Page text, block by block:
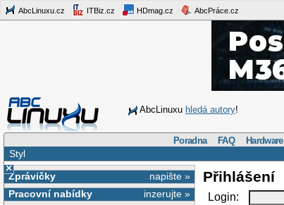
AbcLinuxu.cz ITBiz.cz HDmag.cz AbcPráce.cz
AbcLinuxu hledá autory!
Poradna FAQ Hardware
Styl
×
napište »
Zprávičky
inzerujte »
Pracovní nabídky
Přihlášení
Login: